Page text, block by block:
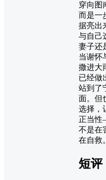
穿向图
而是一
据亮出
与自
妻子还
当谢怀
撒进大
已经做
站到了
面。但
选择，
正当
不是在
在自救。
短评